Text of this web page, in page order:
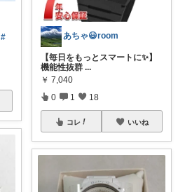
#
あちゃ😃room
【毎日をもっとスマートに✨】
機能性抜群 ...
￥ 7,040
0 1 18
コレ いいね